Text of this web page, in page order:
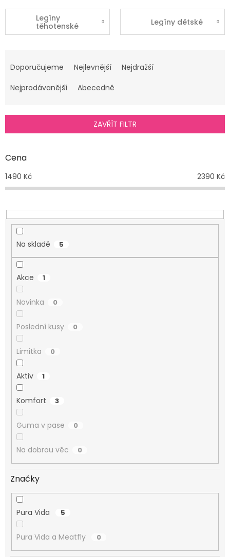
Legíny
těhotenské
Legíny dětské
a
e
í
r
d
k
t
Doporučujeme Nejlevnější
Nejdražší
Nejprodávanější
Abecedně
ZAVŘÍT FILTR
Cena
1490 Kč 2390 Kč
Na skladě 5
Akce 1
Novinka 0
Poslední kusy 0
Limitka 0
Aktiv 1
Komfort 3
Guma v pase 0
Na dobrou věc 0
Značky
Pura Vida 5
Pura Vida a Meatfly 0